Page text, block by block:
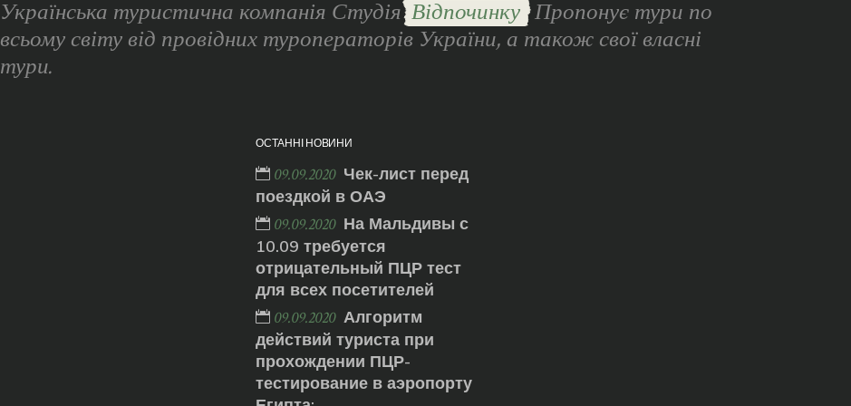
Українська туристична компанія СтудіяВідпочинку Пропонує тури по
всьому світу від провідних туроператорів України, а також свої власні
тури.
ОСТАННІ НОВИНИ
09.09.2020 Чек-лист перед
поездкой в ОАЭ
09.09.2020 На Мальдивы с
10.09 требуется
отрицательный ПЦР тест
для всех посетителей
09.09.2020 Алгоритм
действий туриста при
прохождении ПЦР-
тестирование в аэропорту